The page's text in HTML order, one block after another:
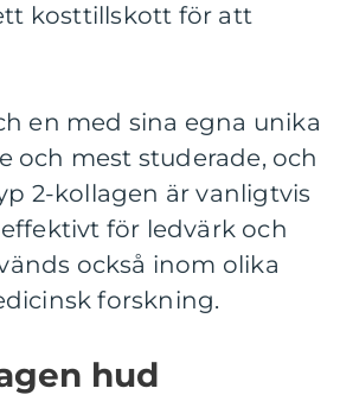
kosttillskott för att
en med sina egna unika
och mest studerade, och
2-kollagen är vanligtvis
för ledvärk och
också inom olika
forskning.
hud